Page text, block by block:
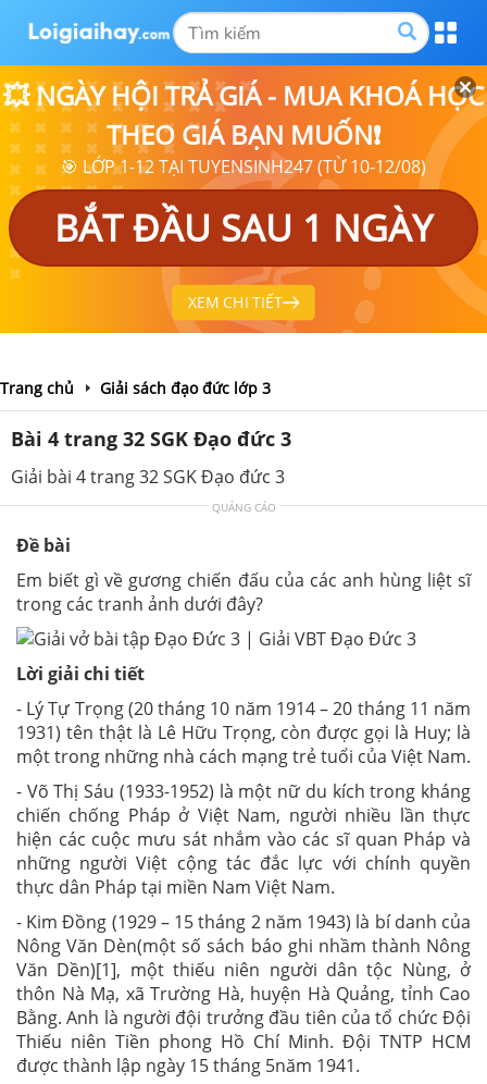
💥 NGÀY HỘI TRẢ GIÁ - MUA KHOÁ HỌC
THEO GIÁ BẠN MUỐN❗
🎯 LỚP 1-12 TẠI TUYENSINH247 (TỪ 10-12/08)
BẮT ĐẦU SAU 1 NGÀY
XEM CHI TIẾT
Trang chủ Giải sách đạo đức lớp 3
Bài 4 trang 32 SGK Đạo đức 3
Giải bài 4 trang 32 SGK Đạo đức 3
QUẢNG CÁO
Đề bài
Em biết gì về gương chiến đấu của các anh hùng liệt sĩ
trong các tranh ảnh dưới đây?
Lời giải chi tiết
- Lý Tự Trọng (20 tháng 10 năm 1914 – 20 tháng 11 năm
1931) tên thật là Lê Hữu Trọng, còn được gọi là Huy; là
một trong những nhà cách mạng trẻ tuổi của Việt Nam.
- Võ Thị Sáu (1933-1952) là một nữ du kích trong kháng
chiến chống Pháp ở Việt Nam, người nhiều lần thực
hiện các cuộc mưu sát nhắm vào các sĩ quan Pháp và
những người Việt cộng tác đắc lực với chính quyền
thực dân Pháp tại miền Nam Việt Nam.
- Kim Đồng (1929 – 15 tháng 2 năm 1943) là bí danh của
Nông Văn Dèn(một số sách báo ghi nhầm thành Nông
Văn Dền)[1], một thiếu niên người dân tộc Nùng, ở
thôn Nà Mạ, xã Trường Hà, huyện Hà Quảng, tỉnh Cao
Bằng. Anh là người đội trưởng đầu tiên của tổ chức Đội
Thiếu niên Tiền phong Hồ Chí Minh. Đội TNTP HCM
được thành lập ngày 15 tháng 5năm 1941.